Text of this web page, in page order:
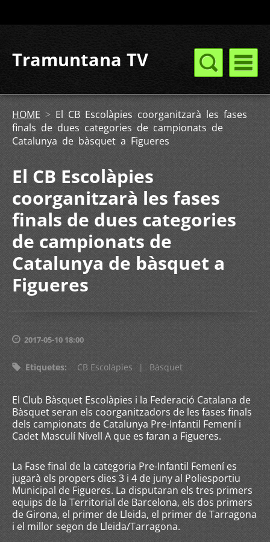
Tramuntana TV
HOME > El CB Escolàpies coorganitzarà les fases
finals de dues categories de campionats de
Catalunya de bàsquet a Figueres
El CB Escolàpies
coorganitzarà les fases
finals de dues categories
de campionats de
Catalunya de bàsquet a
Figueres
2017-05-10 18:00
Etiquetes: CB Escolàpies | Bàsquet
El Club Bàsquet Escolàpies i la Federació Catalana de
Bàsquet seran els coorganitzadors de les fases finals
dels campionats de Catalunya Pre-Infantil Femení i
Cadet Masculí Nivell A que es faran a Figueres.
La Fase final de la categoria Pre-Infantil Femení es
jugarà els propers dies 3 i 4 de juny al Poliesportiu
Municipal de Figueres. La disputaran els tres primers
equips de la Territorial de Barcelona, els dos primers
de Girona, el primer de Lleida, el primer de Tarragona
i el millor segon de Lleida/Tarragona.